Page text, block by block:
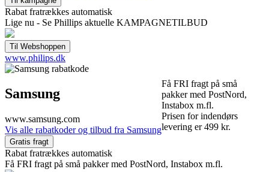
Rabat fratrækkes automatisk
Lige nu - Se Phillips aktuelle KAMPAGNETILBUD
www.philips.dk
Samsung
www.samsung.com
Vis alle rabatkoder og tilbud fra Samsung
Få FRI fragt på små
pakker med PostNord,
Instabox m.fl.
Prisen for indendørs
levering er 499 kr.
Rabat fratrækkes automatisk
Få FRI fragt på små pakker med PostNord, Instabox m.fl.